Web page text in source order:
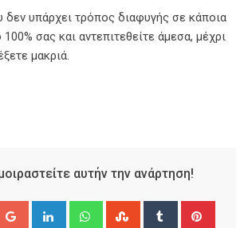
υπάρχει τρόπος διαφυγής σε κάποια
σας και αντεπιτεθείτε άμεσα, μέχρι
μακριά.
αυτήν την ανάρτηση!
Google+ LinkedIn WhatsappStumbleUpon
Tumblr